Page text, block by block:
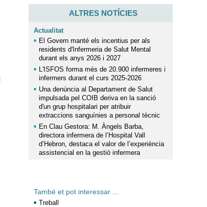
ALTRES NOTÍCIES
Actualitat
El Govern manté els incentius per als
residents d'Infermeria de Salut Mental
durant els anys 2026 i 2027
L'ISFOS forma més de 20.900 infermeres i
infermers durant el curs 2025-2026
Una denúncia al Departament de Salut
impulsada pel COIB deriva en la sanció
d'un grup hospitalari per atribuir
extraccions sanguínies a personal tècnic
En Clau Gestora: M. Àngels Barba,
directora infermera de l’Hospital Vall
d’Hebron, destaca el valor de l’experiència
assistencial en la gestió infermera
També et pot interessar ...
Treball